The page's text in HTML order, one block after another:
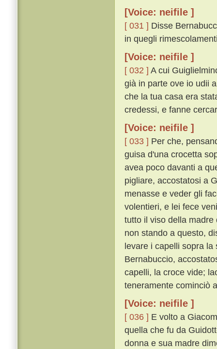
[Voice: neifile ]
[ 031 ] Disse
in quegli
[Voice: neifile ]
[ 032 ] A cui
già in parte ove io udii
che la tua casa era
credessi, e fanne
[Voice: neifile ]
[ 033 ] Per che,
guisa d'una crocetta
avea poco davanti a
pigliare, accostatosi a
menasse e veder gli
volentieri, e lei fece
tutto il viso della
non stando a questo,
levare i capelli sopra
Bernabuccio,
capelli, la croce vide;
teneramente cominciò
[Voice: neifile ]
[ 036 ] E volto a
quella che fu da
donna e sua madre